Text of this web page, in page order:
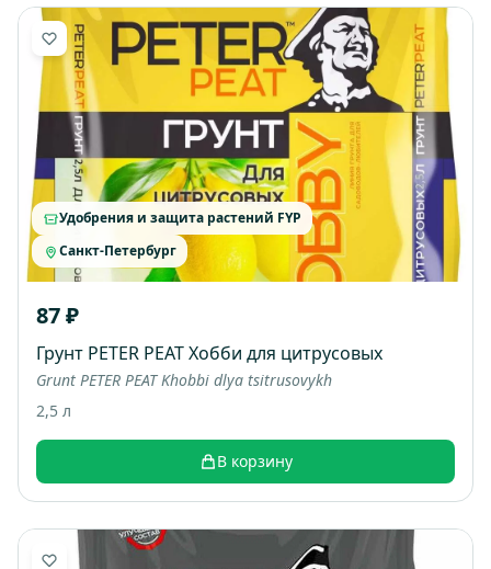
Удобрения и защита растений FYP
Санкт-Петербург
87 ₽
Грунт PETER PEAT Хобби для цитрусовых
Grunt PETER PEAT Khobbi dlya tsitrusovykh
2,5 л
В корзину